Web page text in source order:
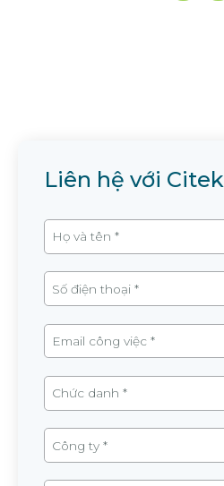
Liên hệ với Citek